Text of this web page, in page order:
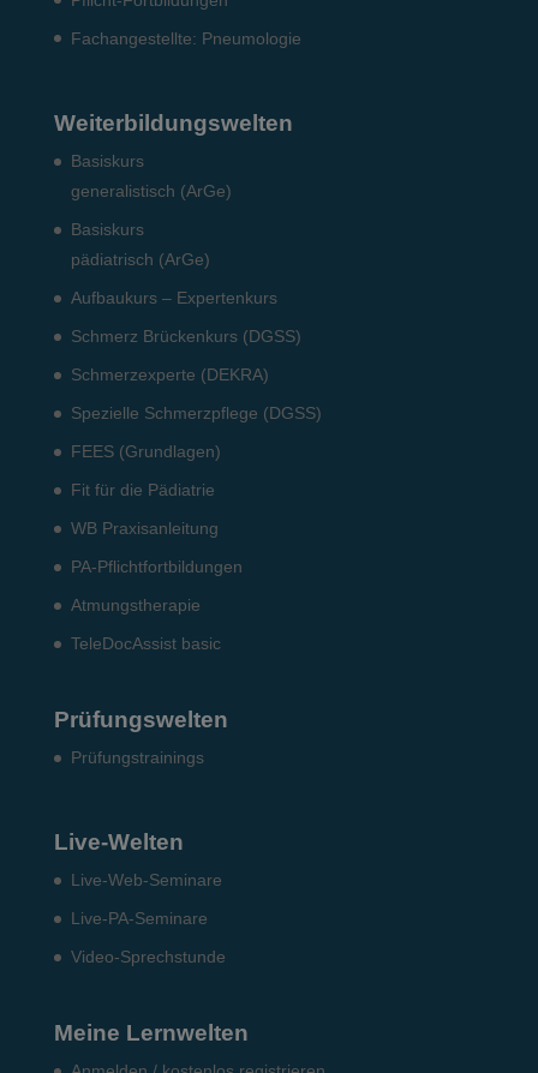
Fach­angestellte: Pneumo­logie
Weiterbildungswelten
Basiskurs
generalistisch (ArGe)
Basiskurs
pädiatrisch (ArGe)
Aufbaukurs – Expertenkurs
Schmerz Brückenkurs (DGSS)
Schmerzexperte (DEKRA)
Spezielle Schmerzpflege (DGSS)
FEES (Grundlagen)
Fit für die Pädiatrie
WB Praxisanleitung
PA-Pflichtfortbildungen
Atmungstherapie
TeleDocAssist basic
Prüfungswelten
Prü­fungs­trai­nings
Live-Welten
Live-Web-Seminare
Live-PA-Seminare
Video-Sprechstunde
Meine Lernwelten